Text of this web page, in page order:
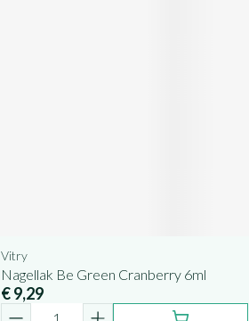
Vitry
Nagellak Be Green Cranberry 6ml
€ 9,29